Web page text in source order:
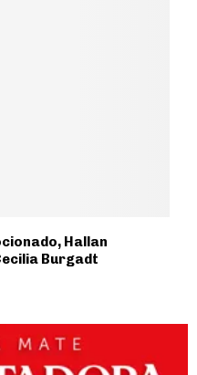
Hallan
Burgadt